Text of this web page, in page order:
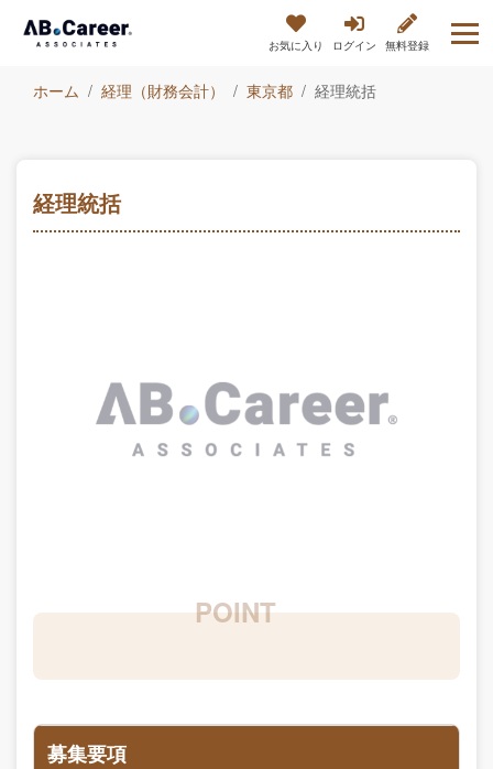
お気に入り ログイン 無料登録
ホーム 経理（財務会計） 東京都 経理統括
経理統括
募集要項